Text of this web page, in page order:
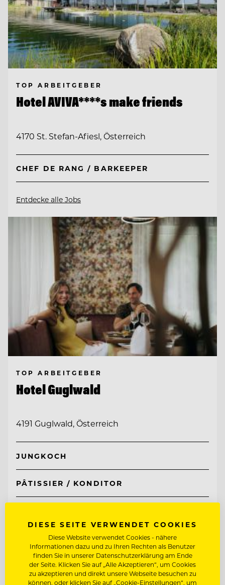
TOP ARBEITGEBER
Hotel AVIVA****s make friends
4170 St. Stefan-Afiesl, Österreich
CHEF DE RANG / BARKEEPER
Entdecke alle Jobs
TOP ARBEITGEBER
Hotel Guglwald
4191 Guglwald, Österreich
JUNGKOCH
PÂTISSIER / KONDITOR
DIESE SEITE VERWENDET COOKIES
Diese Website verwendet Cookies - nähere
Informationen dazu und zu Ihren Rechten als Benutzer
finden Sie in unserer Datenschutzerklärung am Ende
der Seite. Klicken Sie auf „Alle Akzeptieren“, um Cookies
zu akzeptieren und direkt unsere Webseite besuchen zu
können, oder klicken Sie auf „Cookie-Einstellungen“, um